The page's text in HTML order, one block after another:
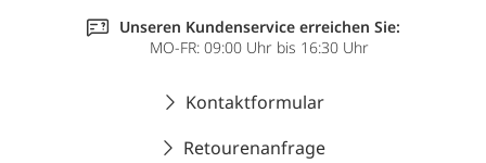
Unseren Kundenservice erreichen Sie:
MO-FR: 09:00 Uhr bis 16:30 Uhr
Kontaktformular
Retourenanfrage